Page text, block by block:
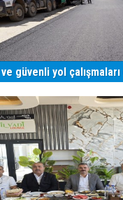
güvenli yol